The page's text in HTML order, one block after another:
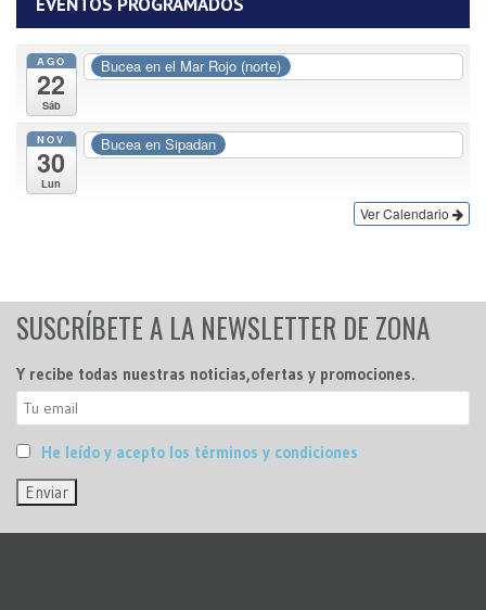
AGO
22
Sáb
Bucea en el Mar Rojo (norte)
NOV
30
Lun
Bucea en Sipadan
Ver Calendario
SUSCRÍBETE A LA NEWSLETTER DE ZONA
Y recibe todas nuestras noticias,ofertas y promociones.
He leído y acepto los términos y condiciones